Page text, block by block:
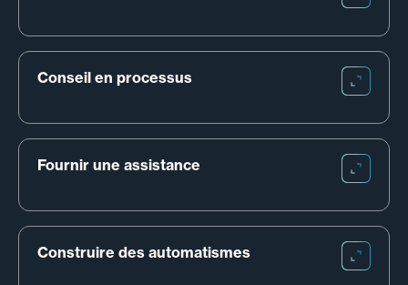
Conseil en processus
Fournir une assistance
Construire des automatismes